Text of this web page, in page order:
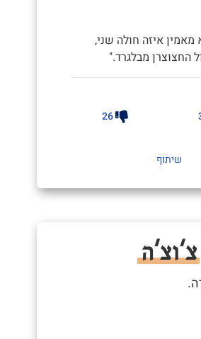
איזה חולה שני,
החצוצרן מבלגרד."
26
שיתוף
צ'וצ'ה